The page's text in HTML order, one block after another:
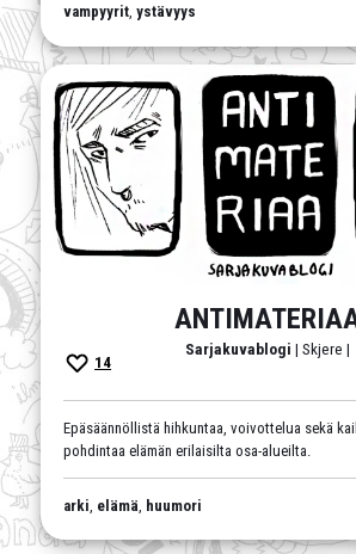
vampyyrit,ystävyys
Sarjakuvablogi | Skjere |
14
Epäsäännöllistä hihkuntaa, voivottelua sekä
pohdintaa elämän erilaisilta osa-alueilta.
arki elämä huumori